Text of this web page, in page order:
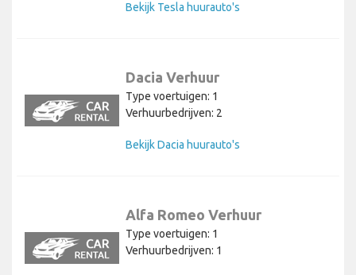
Bekijk Tesla huurauto's
Dacia Verhuur
Type voertuigen: 1
Verhuurbedrijven: 2
Bekijk Dacia huurauto's
Alfa Romeo Verhuur
Type voertuigen: 1
Verhuurbedrijven: 1